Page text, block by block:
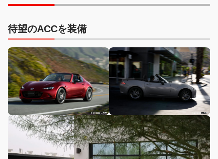
待望のACCを装備